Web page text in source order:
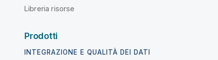
Libreria risorse
Prodotti
INTEGRAZIONE E QUALITÀ DEI DATI